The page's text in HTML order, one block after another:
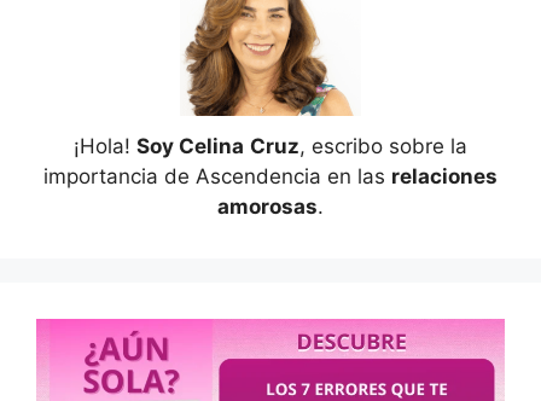
¡Hola! Soy Celina Cruz, escribo sobre la
importancia de Ascendencia en las relaciones
amorosas.